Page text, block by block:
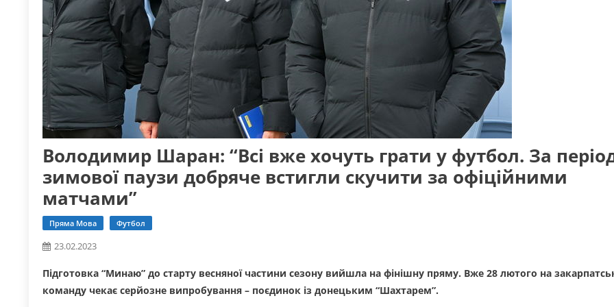
Володимир Шаран: “Всі вже хочуть грати у футбол. За
зимової паузи добряче встигли скучити за офіційними
матчами”
Пряма Мова Футбол
23.02.2023
Підготовка “Минаю” до старту весняної частини сезону вийшла на фінішну пряму. Вже 28 лютого на
команду чекає серйозне випробування – поєдинок із донецьким “Шахтарем”.